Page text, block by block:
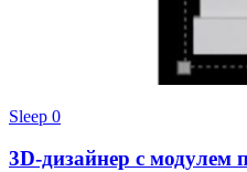
Sleep 0
3D‑дизайнер с модулем